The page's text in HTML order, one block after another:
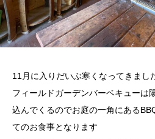
11月に入りだいぶ寒くなってきまし
フィールドガーデンバーベキューは
込んでくるのでお庭の一角にある
てのお食事となります